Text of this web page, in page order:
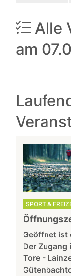
Alle
am
SPORT &
Geöffnet ist
Der Zugang
Tore -